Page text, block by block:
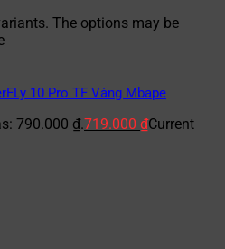
The options may be
10 Pro TF Vàng Mbape
790.000 ₫.719.000 ₫Current